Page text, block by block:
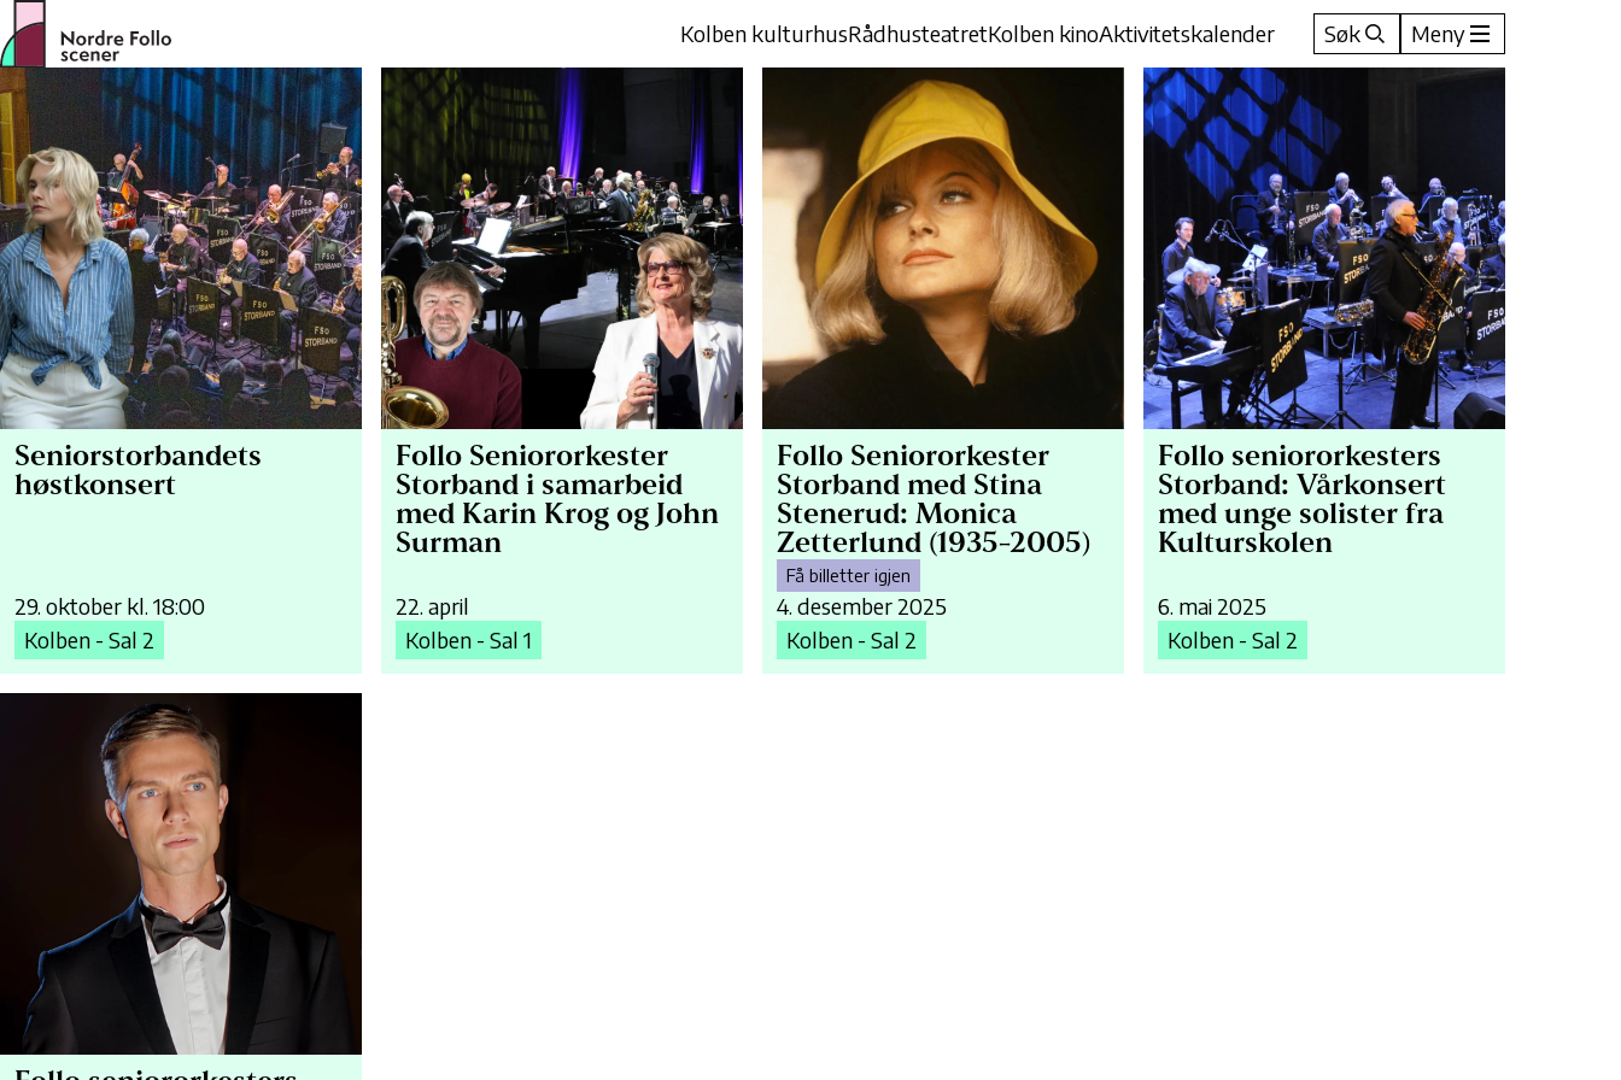
til
innhold
Kolben kulturhusRådhusteatretKolben kinoAktivitetskalender Søk Meny
Seniorstorbandets
høstkonsert
29. oktober kl. 18:00
Kolben - Sal 2
Follo Seniororkester
Storband i samarbeid
med Karin Krog og John
Surman
22. april
Kolben - Sal 1
Follo Seniororkester
Storband med Stina
Stenerud: Monica
Zetterlund (1935-2005)
Få billetter igjen
4. desember 2025
Kolben - Sal 2
Follo seniororkesters
Storband: Vårkonsert
med unge solister fra
Kulturskolen
6. mai 2025
Kolben - Sal 2